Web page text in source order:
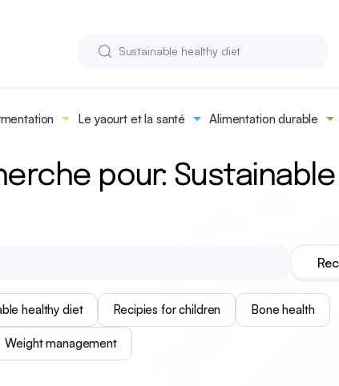
Le yaourt et la santé Alimentation durable
pour: Sustainable
healthy diet Recipies for children Bone health
Weight management